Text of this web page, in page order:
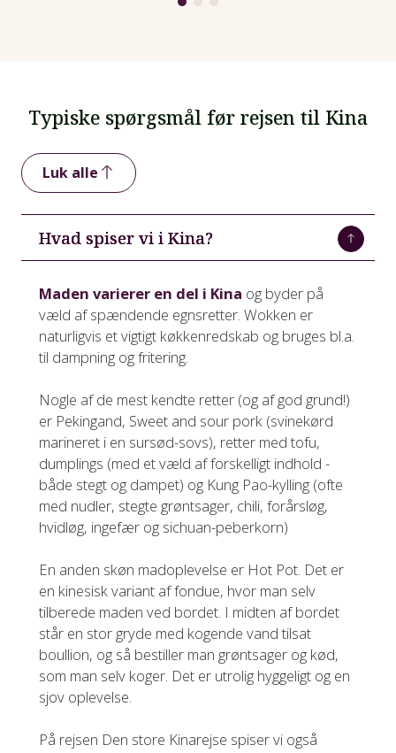
Typiske spørgsmål før rejsen til Kina
Luk alle
Hvad spiser vi i Kina?
Maden varierer en del i Kina og byder på
væld af spændende egnsretter. Wokken er
naturligvis et vigtigt køkkenredskab og bruges bl.a.
til dampning og fritering.
Nogle af de mest kendte retter (og af god grund!)
er Pekingand, Sweet and sour pork (svinekørd
marineret i en sursød-sovs), retter med tofu,
dumplings (med et væld af forskelligt indhold -
både stegt og dampet) og Kung Pao-kylling (ofte
med nudler, stegte grøntsager, chili, forårsløg,
hvidløg, ingefær og sichuan-peberkorn)
En anden skøn madoplevelse er Hot Pot. Det er
en kinesisk variant af fondue, hvor man selv
tilberede maden ved bordet. I midten af bordet
står en stor gryde med kogende vand tilsat
boullion, og så bestiller man grøntsager og kød,
som man selv koger. Det er utrolig hyggeligt og en
sjov oplevelse.
På rejsen Den store Kinarejse spiser vi også